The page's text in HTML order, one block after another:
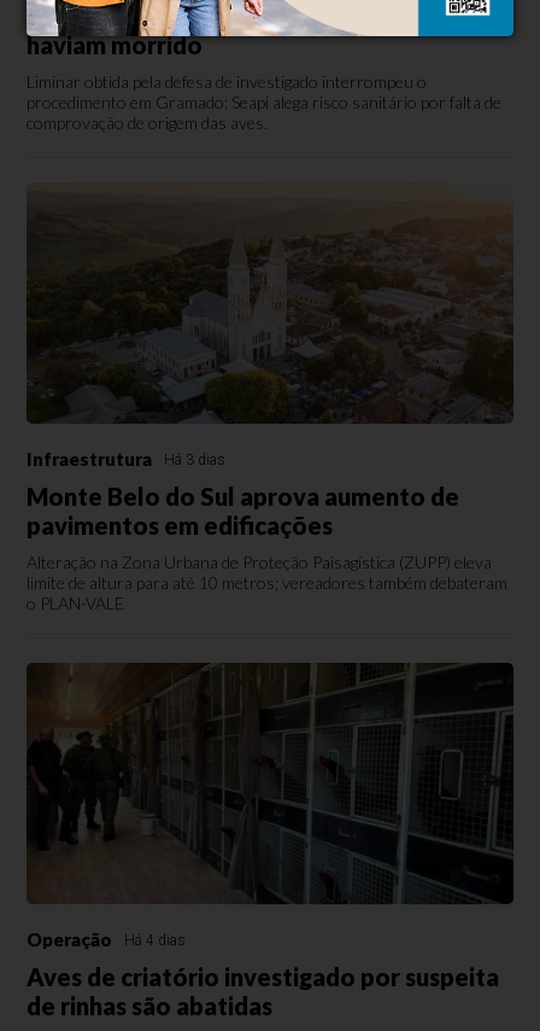
Justiça suspende abate de galos, mas 500 já
haviam morrido
Liminar obtida pela defesa de investigado interrompeu o
procedimento em Gramado; Seapi alega risco sanitário por falta de
comprovação de origem das aves.
Infraestrutura Há 3 dias
Monte Belo do Sul aprova aumento de
pavimentos em edificações
Alteração na Zona Urbana de Proteção Paisagística (ZUPP) eleva
limite de altura para até 10 metros; vereadores também debateram
o PLAN-VALE
Operação Há 4 dias
Aves de criatório investigado por suspeita
de rinhas são abatidas